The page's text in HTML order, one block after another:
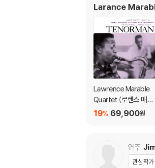
Larance
Lawrence Marable
Quartet (로렌스 매러
블 쿼텟) - Tenorman
69,900원
19%
연주
관심작